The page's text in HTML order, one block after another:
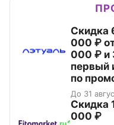
Скидка
000 ₽
000 ₽ и
первый
по
До 31
Скидка
000 ₽